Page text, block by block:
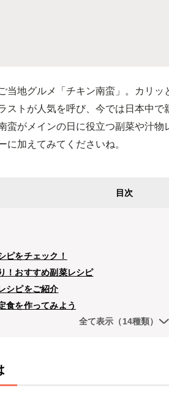
当地グルメ「チキン南蛮」。カリ
ストが人気を呼び、今では日本中
蛮がメインの日に役立つ副菜や汁
に加えてみてくださいね。
目次
ピをチェック！
！おすすめ副菜レシピ
シピをご紹介
食を作ってみよう
全て表示（14種類）